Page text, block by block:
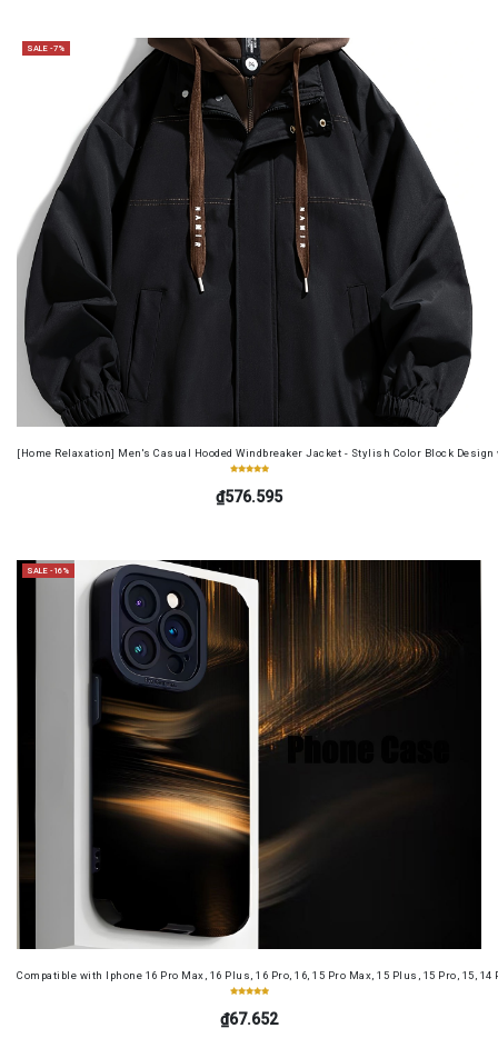
SALE -7%
[Home Relaxation] Men's Casual Hooded Windbreaker Jacket - Stylish Color Block
₫576.595
SALE -16%
Compatible with Iphone 16 Pro Max, 16 Plus, 16 Pro, 16, 15 Pro Max, 15 Plus, 15 Pro, 15,
₫67.652